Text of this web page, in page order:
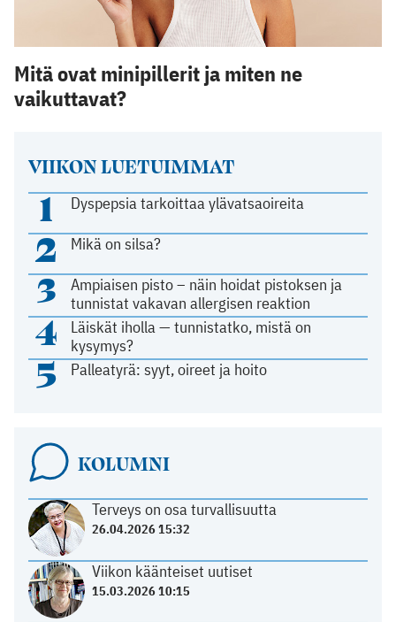
VIIKON LUETUIMMAT
1 Dyspepsia tarkoittaa ylävatsaoireita
2 Mikä on silsa?
3
Ampiaisen pisto – näin hoidat pistoksen ja
tunnistat vakavan allergisen reaktion
4
Läiskät iholla — tunnistatko, mistä on
kysymys?
5 Palleatyrä: syyt, oireet ja hoito
KOLUMNI
Terveys on osa turvallisuutta
26.04.2026 15:32
Viikon käänteiset uutiset
15.03.2026 10:15
Mitä ovat minipillerit ja miten ne
vaikuttavat?